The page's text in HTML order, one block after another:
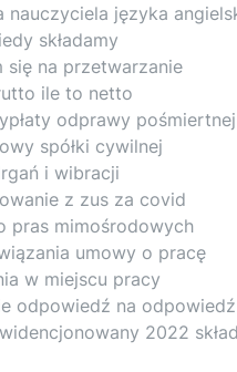
nauczyciela języka
składamy
się na przetwarzanie
ile to netto
odprawy pośmiertnej
spółki cywilnej
i wibracji
z zus za covid
pras mimośrodowych
umowy o pracę
w miejscu pracy
odpowiedź na odpowiedź
2022